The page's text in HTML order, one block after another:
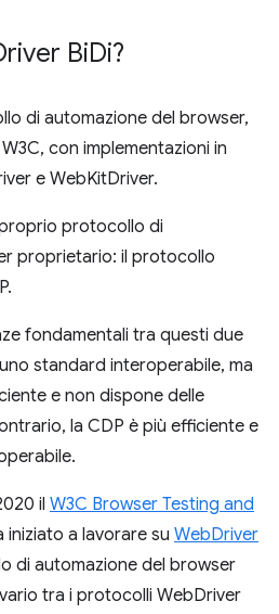
BiDi?
di automazione del browser,
con implementazioni in
e WebKitDriver.
protocollo di
proprietario: il protocollo
fondamentali tra questi due
standard interoperabile, ma
e non dispone delle
la CDP è più efficiente e
il W3C Browser Testing and
iniziato a lavorare su WebDriver
di automazione del browser
tra i protocolli WebDriver